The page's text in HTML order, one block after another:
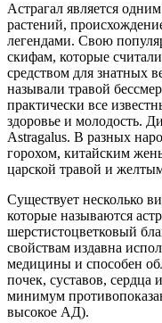
Астрагал является
растений,
легендами. Свою
скифам, которые
средством для знатных
называли травой
практически все
здоровье и молодость.
Astragalus. В разных
горохом, китайским
царской травой и
Существует несколько
которые называются
шерстистоцветковый
свойствам издавна
медицины и способен
почек, суставов, сердца
минимум
высокое АД).